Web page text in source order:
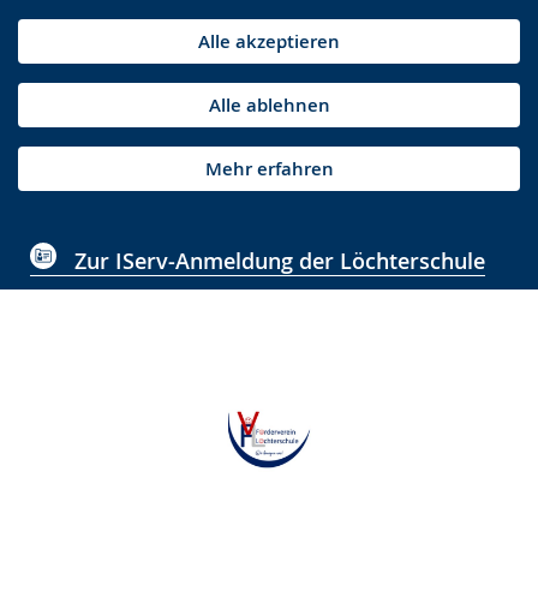
Alle akzeptieren
Alle ablehnen
Mehr erfahren
Zur IServ-Anmeldung der Löchterschule